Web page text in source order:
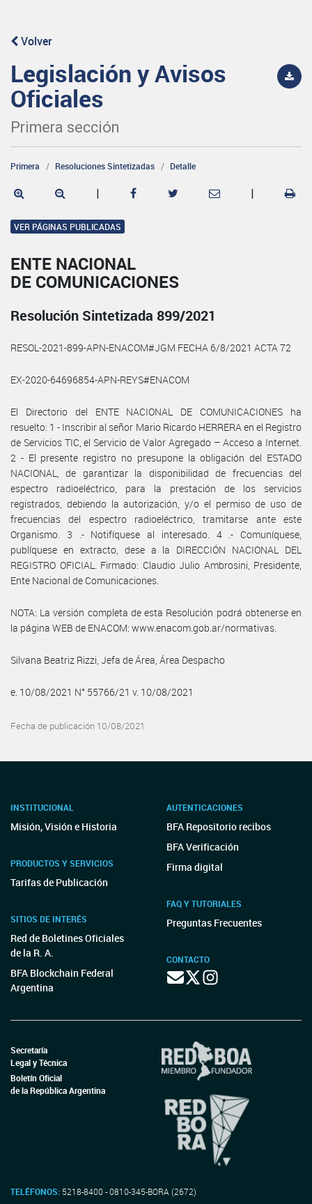
Volver
Legislación y Avisos
Oficiales
Primera sección
Primera Resoluciones Sintetizadas Detalle
| |
VER PÁGINAS PUBLICADAS
ENTE NACIONAL
DE COMUNICACIONES
Resolución Sintetizada 899/2021
RESOL-2021-899-APN-ENACOM#JGM FECHA 6/8/2021 ACTA 72
EX-2020-64696854-APN-REYS#ENACOM
El Directorio del ENTE NACIONAL DE COMUNICACIONES ha
resuelto: 1 - Inscribir al señor Mario Ricardo HERRERA en el Registro
de Servicios TIC, el Servicio de Valor Agregado – Acceso a Internet.
2 - El presente registro no presupone la obligación del ESTADO
NACIONAL, de garantizar la disponibilidad de frecuencias del
espectro radioeléctrico, para la prestación de los servicios
registrados, debiendo la autorización, y/o el permiso de uso de
frecuencias del espectro radioeléctrico, tramitarse ante este
Organismo. 3 .- Notifíquese al interesado. 4 .- Comuníquese,
publíquese en extracto, dese a la DIRECCIÓN NACIONAL DEL
REGISTRO OFICIAL. Firmado: Claudio Julio Ambrosini, Presidente,
Ente Nacional de Comunicaciones.
NOTA: La versión completa de esta Resolución podrá obtenerse en
la página WEB de ENACOM: www.enacom.gob.ar/normativas.
Silvana Beatriz Rizzi, Jefa de Área, Área Despacho
e. 10/08/2021 N° 55766/21 v. 10/08/2021
Fecha de publicación 10/08/2021
INSTITUCIONAL
Misión, Visión e Historia
PRODUCTOS Y SERVICIOS
Tarifas de Publicación
SITIOS DE INTERÉS
Red de Boletines Oficiales
de la R. A.
BFA Blockchain Federal
Argentina
AUTENTICACIONES
BFA Repositorio recibos
BFA Verificación
Firma digital
FAQ Y TUTORIALES
Preguntas Frecuentes
CONTACTO
Secretaría
Legal y Técnica
Boletín Oficial
de la República Argentina
TELÉFONOS: 5218-8400 - 0810-345-BORA (2672)